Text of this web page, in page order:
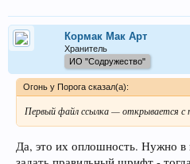
Кормак Мак Арт
Хранитель
ИО "Содружество"
Огонь у Порога сказал(а):
Первый файл ссылка — открывается
Да, это их оплошность. Нужно в